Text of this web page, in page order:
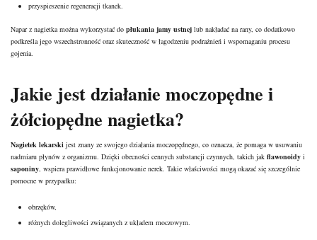
przyspieszenie regeneracji tkanek.
Napar z nagietka można wykorzystać do płukania jamy ustnej lub nakładać na rany, co dodatkowo
podkreśla jego wszechstronność oraz skuteczność w łagodzeniu podrażnień i wspomaganiu procesu
gojenia.
Jakie jest działanie moczopędne i
żółciopędne nagietka?
Nagietek lekarski jest znany ze swojego działania moczopędnego, co oznacza, że pomaga w usuwaniu
nadmiaru płynów z organizmu. Dzięki obecności cennych substancji czynnych, takich jak flawonoidy i
saponiny, wspiera prawidłowe funkcjonowanie nerek. Takie właściwości mogą okazać się szczególnie
pomocne w przypadku:
obrzęków,
różnych dolegliwości związanych z układem moczowym.